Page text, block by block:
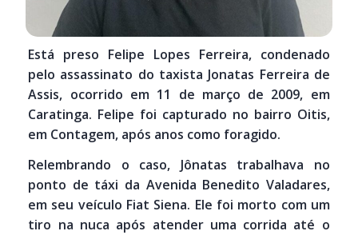
Está preso Felipe Lopes Ferreira, condenado
pelo assassinato do taxista Jonatas Ferreira de
Assis, ocorrido em 11 de março de 2009, em
Caratinga. Felipe foi capturado no bairro Oitis,
em Contagem, após anos como foragido.
Relembrando o caso, Jônatas trabalhava no
ponto de táxi da Avenida Benedito Valadares,
em seu veículo Fiat Siena. Ele foi morto com um
tiro na nuca após atender uma corrida até o